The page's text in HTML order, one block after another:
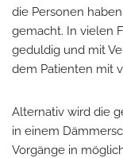
die Personen
gemacht. In vielen
geduldig und mit
dem Patienten mit
Alternativ wird die
in einem
Vorgänge in